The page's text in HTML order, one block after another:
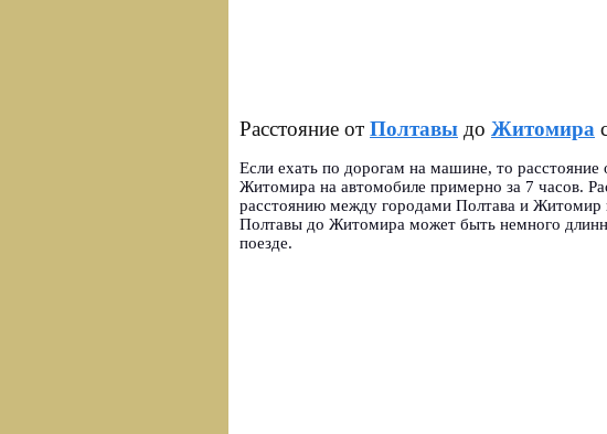
Расстояние от Полтавы до Житомира
Если ехать по дорогам на машине, то
Житомира на автомобиле примерно за 7 часов.
расстоянию между городами Полтава и Житомир
Полтавы до Житомира может быть немного
поезде.